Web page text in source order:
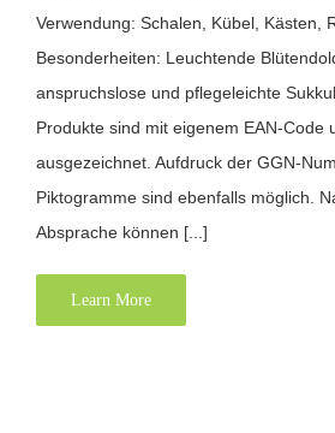
Verwendung: Schalen, Kübel, Kästen,
Besonderheiten: Leuchtende
anspruchslose und pflegeleichte
Produkte sind mit eigenem EAN-Code
ausgezeichnet. Aufdruck der GGN-
Piktogramme sind ebenfalls möglich.
Absprache können [...]
Learn More